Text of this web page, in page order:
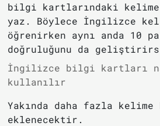
bilgi kartlarındaki
yaz. Böylece İngilizce
öğrenirken aynı anda 10
doğruluğunu da
İngilizce bilgi kartları
kullanılır
Yakında daha fazla kelime
eklenecektir.